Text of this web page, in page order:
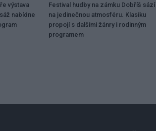
výstava
nabídne
Festival hudby na zámku Dobříš sází
na jedinečnou atmosféru. Klasiku
propojí s dalšími žánry i rodinným
programem